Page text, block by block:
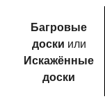
Багровые
доски или
Искажённые
доски